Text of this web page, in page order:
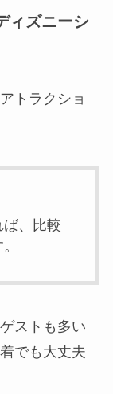
ィズニーシ
トラクショ
、比較
ストも多い
でも大丈夫